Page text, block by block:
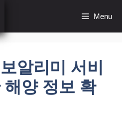
Menu
알리미 서비
해양 정보 확